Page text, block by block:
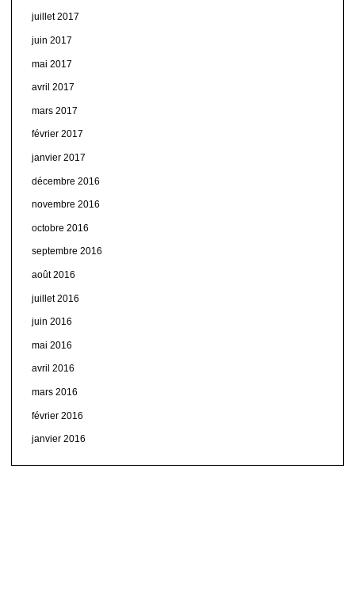
juillet 2017
juin 2017
mai 2017
avril 2017
mars 2017
février 2017
janvier 2017
décembre 2016
novembre 2016
octobre 2016
septembre 2016
août 2016
juillet 2016
juin 2016
mai 2016
avril 2016
mars 2016
février 2016
janvier 2016